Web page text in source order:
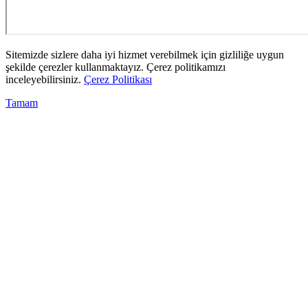
Sitemizde sizlere daha iyi hizmet verebilmek için gizliliğe uygun
şekilde çerezler kullanmaktayız. Çerez politikamızı
inceleyebilirsiniz. Çerez Politikası
Tamam